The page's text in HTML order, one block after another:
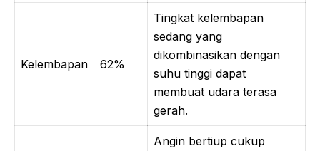
Kelembapan 62%
Tingkat kelembapan
sedang yang
dikombinasikan dengan
suhu tinggi dapat
membuat udara terasa
gerah.
Angin bertiup cukup